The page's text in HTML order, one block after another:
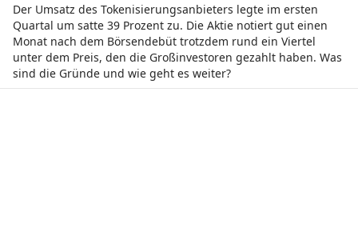
Der Umsatz des Tokenisierungsanbieters legte im ersten
Quartal um satte 39 Prozent zu. Die Aktie notiert gut einen
Monat nach dem Börsendebüt trotzdem rund ein Viertel
unter dem Preis, den die Großinvestoren gezahlt haben. Was
sind die Gründe und wie geht es weiter?